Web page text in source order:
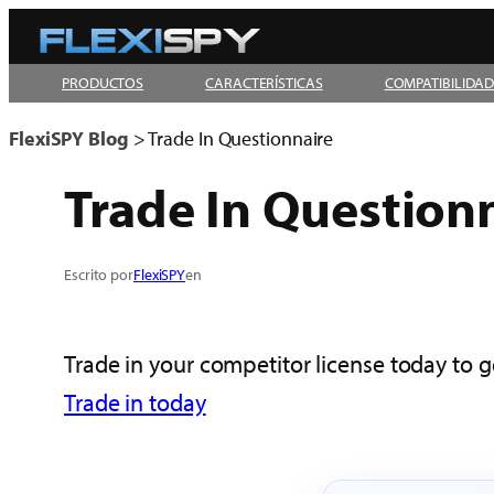
Skip
to
contentPRODUCTOS CARACTERÍSTICAS COMPATIBILIDAD
FlexiSPY Blog >Trade In Questionnaire
Trade In
Escrito porFlexiSPYen
Trade in your competitor license today to
Trade in today